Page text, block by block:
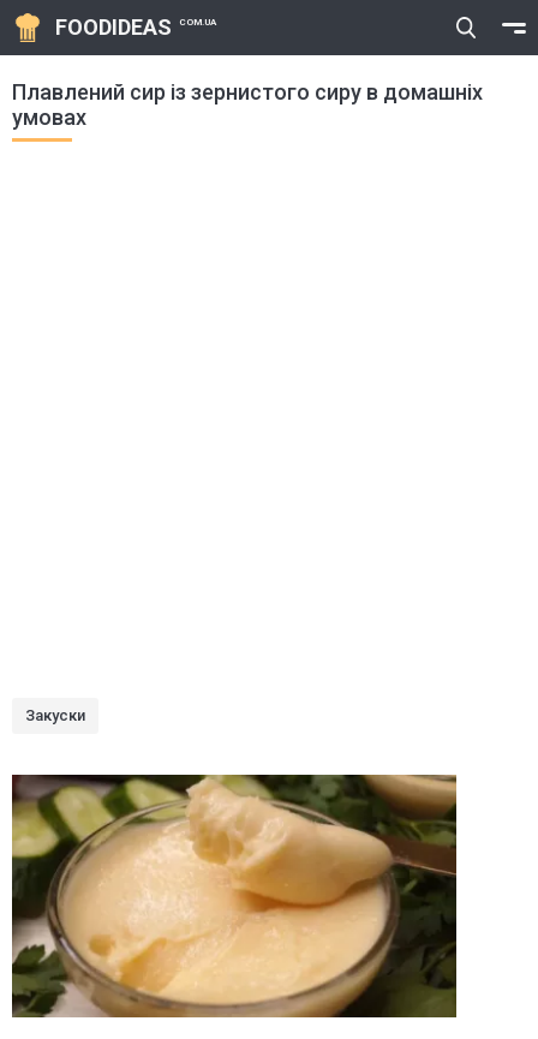
FOODIDEAS COM.UA
Плавлений сир із зернистого сиру в домашніх
умовах
Закуски